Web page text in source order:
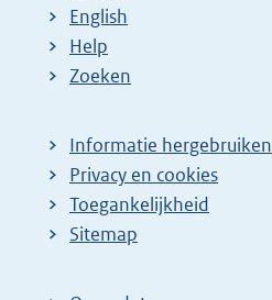
English
Help
Zoeken
Informatie hergebruiken
Privacy en cookies
Toegankelijkheid
Sitemap